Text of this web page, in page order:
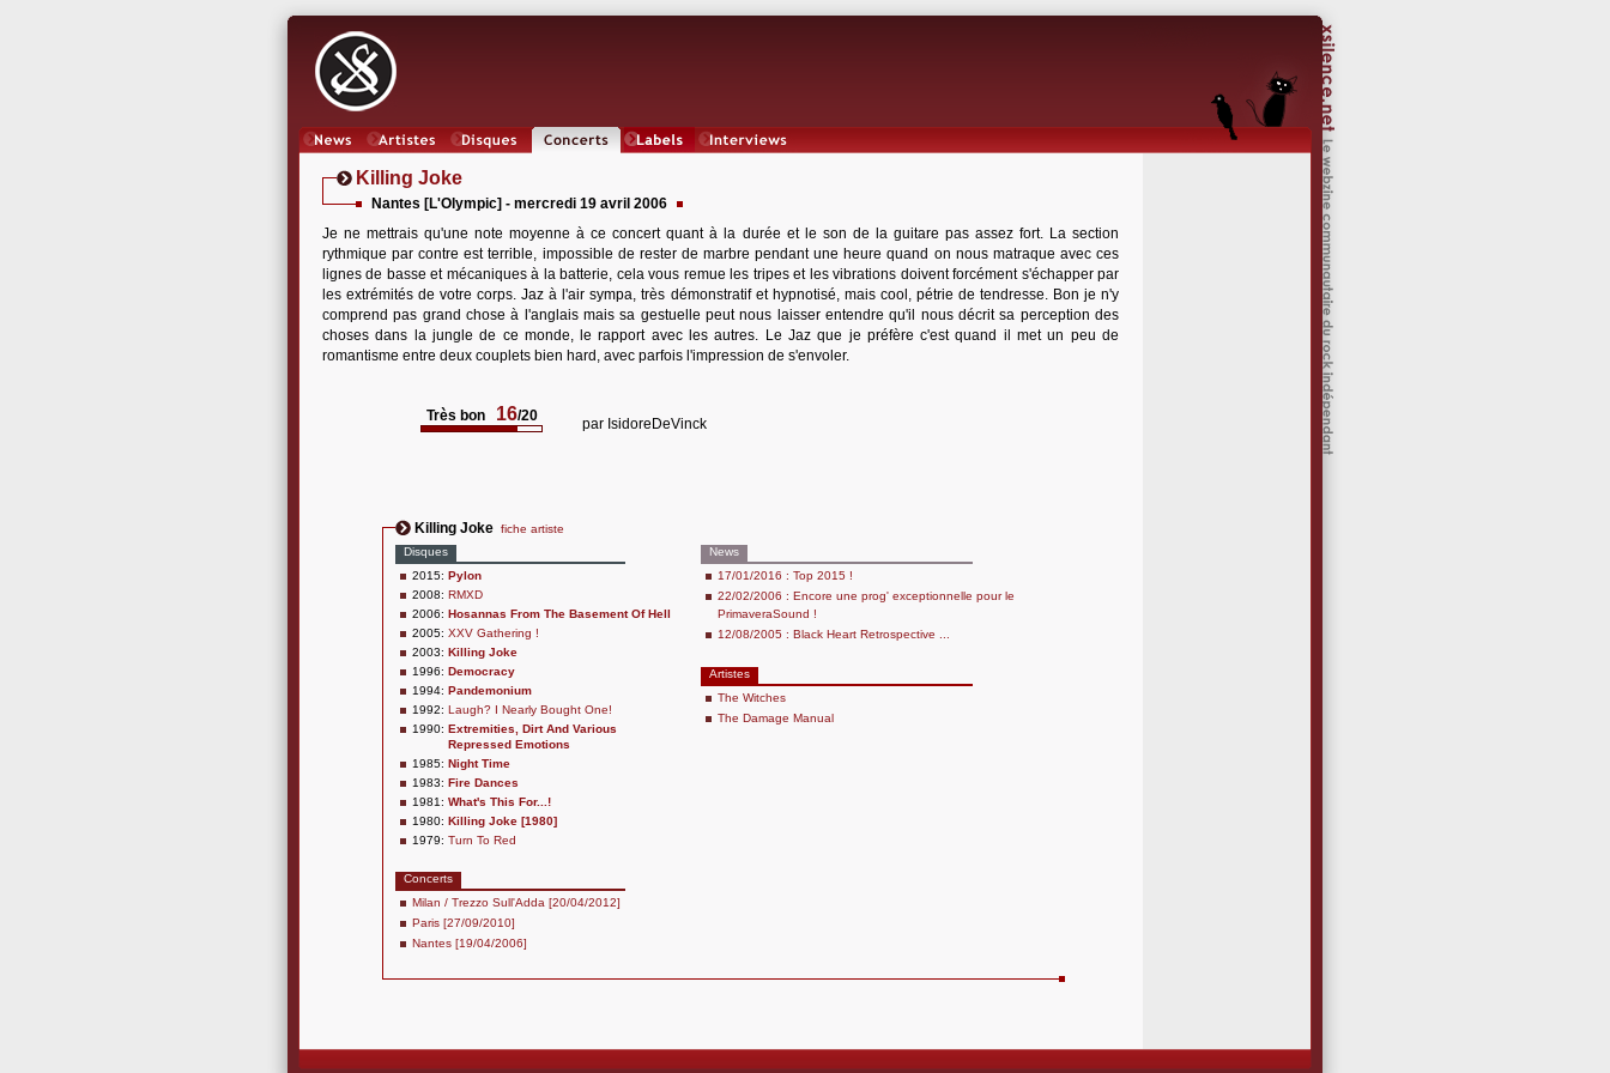
Killing Joke
Nantes [L'Olympic] - mercredi 19 avril 2006
Je ne mettrais qu'une note moyenne à ce concert quant à la durée et le son de la guitare pas assez fort. La section
rythmique par contre est terrible, impossible de rester de marbre pendant une heure quand on nous matraque avec ces
lignes de basse et mécaniques à la batterie, cela vous remue les tripes et les vibrations doivent forcément s'échapper par
les extrémités de votre corps. Jaz à l'air sympa, très démonstratif et hypnotisé, mais cool, pétrie de tendresse. Bon je n'y
comprend pas grand chose à l'anglais mais sa gestuelle peut nous laisser entendre qu'il nous décrit sa perception des
choses dans la jungle de ce monde, le rapport avec les autres. Le Jaz que je préfère c'est quand il met un peu de
romantisme entre deux couplets bien hard, avec parfois l'impression de s'envoler.
Très bon 16/20 par IsidoreDeVinck
Killing Joke fiche artiste
Disques
2015: Pylon
2008: RMXD
2006: Hosannas From The Basement Of Hell
2005: XXV Gathering !
2003: Killing Joke
1996: Democracy
1994: Pandemonium
1992: Laugh? I Nearly Bought One!
1990: Extremities, Dirt And Various
Repressed Emotions
1985: Night Time
1983: Fire Dances
1981: What's This For...!
1980: Killing Joke [1980]
1979: Turn To Red
Concerts
Milan / Trezzo Sull'Adda [20/04/2012]
Paris [27/09/2010]
Nantes [19/04/2006]
News
17/01/2016 : Top 2015 !
22/02/2006 : Encore une prog' exceptionnelle pour le
PrimaveraSound !
12/08/2005 : Black Heart Retrospective ...
Artistes
The Witches
The Damage Manual